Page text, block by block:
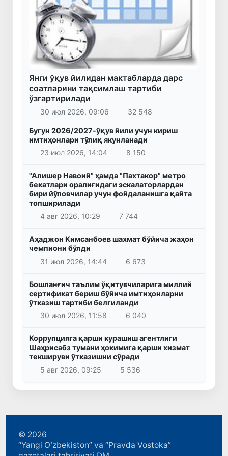
Янги ўқув йилидан мактабларда дарс
соатларини тақсимлаш тартиби
ўзгартирилади
30 июл 2026, 09:06 32 548
Бугун 2026/2027-ўқув йили учун кириш
имтиҳонлари тўлиқ якунланади
23 июл 2026, 14:04
8 150
"Алишер Навоий" ҳамда "Пахтакор" метро
бекатлари оралиғидаги эскалаторлардан
бири йўловчилар учун фойдаланишга қайта
топширилади
4 авг 2026, 10:29
7 744
Аҳаджон Кимсанбоев шахмат бўйича жаҳон
чемпиони бўлди
31 июл 2026, 14:44
6 673
Бошланғич таълим ўқитувчиларига миллий
сертификат бериш бўйича имтиҳонларни
ўтказиш тартиби белгиланди
30 июл 2026, 11:58
6 040
Коррупцияга қарши курашиш агентлиги
Шаҳрисабз тумани ҳокимига қарши хизмат
текшируви ўтказишни сўради
5 авг 2026, 09:25
5 536
© 2026
“Yangi Oʻzbekiston” va “Pravda Vostoka”